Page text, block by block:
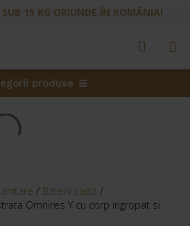
15 KG ORIUNDE ÎN ROMÂNIA!
produse
/ Baterii cadă /
Omnires Y cu corp ingropat si